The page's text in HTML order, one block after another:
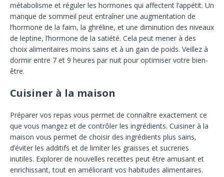
métabolisme et réguler les hormones qui affectent l’appétit. Un
manque de sommeil peut entraîner une augmentation de
l’hormone de la faim, la ghréline, et une diminution des niveaux
de leptine, l’hormone de la satiété. Cela peut mener à des
choix alimentaires moins sains et à un gain de poids. Veillez à
dormir entre 7 et 9 heures par nuit pour optimiser votre bien-
être.
Cuisiner à la maison
Préparer vos repas vous permet de connaître exactement ce
que vous mangez et de contrôler les ingrédients. Cuisiner à la
maison vous permet de choisir des ingrédients plus sains,
d’éviter les additifs et de limiter les graisses et sucreries
inutiles. Explorer de nouvelles recettes peut être amusant et
enrichissant, tout en améliorant vos habitudes alimentaires.